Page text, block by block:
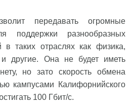
передавать огромные
поддержки разнообразных
таких отраслях как физика,
и другие. Она не будет иметь
но зато скорость обмена
кампусами Калифорнийского
100 Гбит/с.